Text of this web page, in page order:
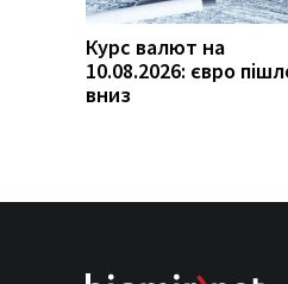
Курс валют на
10.08.2026: євро
вниз